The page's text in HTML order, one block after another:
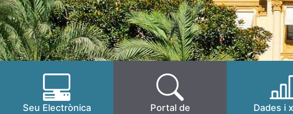
Seu Electrònica
Portal de
Dades i